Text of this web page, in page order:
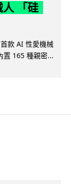
「硅
款 AI 性愛機械
置 165 種親密...